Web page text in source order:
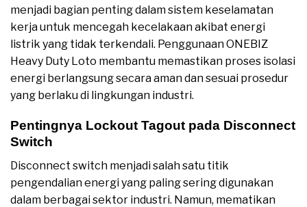
menjadi bagian penting dalam sistem keselamatan
kerja untuk mencegah kecelakaan akibat energi
listrik yang tidak terkendali. Penggunaan ONEBIZ
Heavy Duty Loto membantu memastikan proses isolasi
energi berlangsung secara aman dan sesuai prosedur
yang berlaku di lingkungan industri.
Pentingnya Lockout Tagout pada Disconnect
Switch
Disconnect switch menjadi salah satu titik
pengendalian energi yang paling sering digunakan
dalam berbagai sektor industri. Namun, mematikan